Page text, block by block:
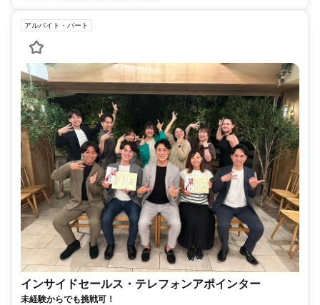
アルバイト・パート
インサイドセールス・テレフォンアポインター
未経験からでも挑戦可！